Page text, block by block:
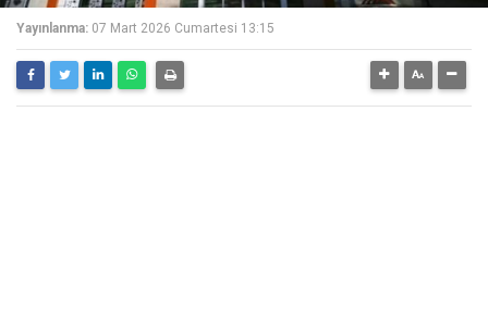
Yayınlanma: 07 Mart 2026 Cumartesi 13:15